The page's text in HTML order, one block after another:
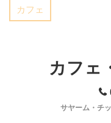
カフェ
カフェ
サヤーム・チ